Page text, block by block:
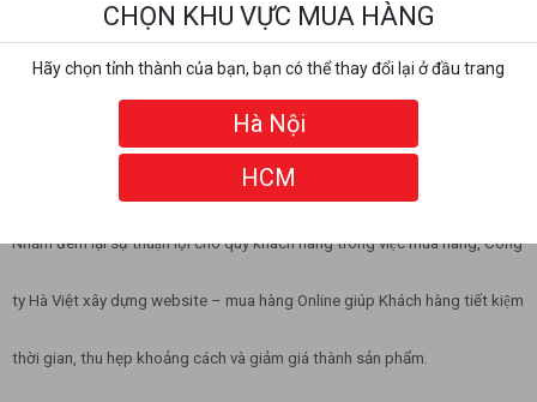
HƯỚNG DẪN MUA HÀNG ONLINE
CÁCH MUA HÀNG ONLINE TẠI WWW.HAVIETPRO.VN
Nhằm đem lại sự thuận lợi cho quý khách hàng trong việc mua hàng, Công
ty Hà Việt xây dựng website – mua hàng Online giúp Khách hàng tiết kiệm
thời gian, thu hẹp khoảng cách và giảm giá thành sản phẩm.
CHỌN KHU VỰC MUA HÀNG
Hãy chọn tỉnh thành của bạn, bạn có thể thay đổi lại ở đầu trang
Hà Nội
HCM